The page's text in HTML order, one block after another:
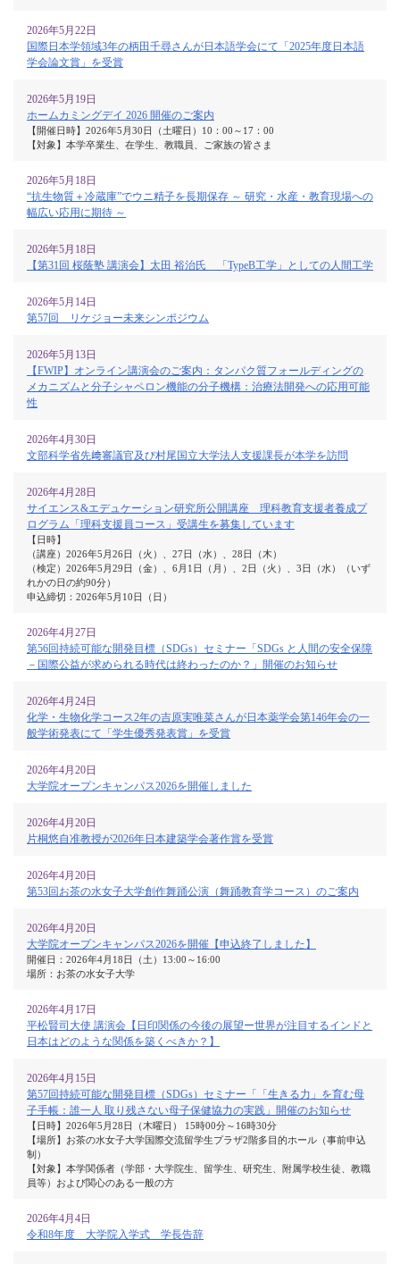
2026年5月22日
国際日本学領域3年の柄田千尋さんが日本語学会にて「2025年度日本語
学会論文賞」を受賞
2026年5月19日
ホームカミングデイ 2026 開催のご案内
【開催日時】2026年5月30日（土曜日）10：00～17：00
【対象】本学卒業生、在学生、教職員、ご家族の皆さま
2026年5月18日
“抗生物質＋冷蔵庫”でウニ精子を長期保存 ～ 研究・水産・教育現場への
幅広い応用に期待 ～
2026年5月18日
【第31回 桜蔭塾 講演会】太田 裕治氏 「TypeB工学」としての人間工学
2026年5月14日
第57回 リケジョー未来シンポジウム
2026年5月13日
【FWIP】オンライン講演会のご案内：タンパク質フォールディングの
メカニズムと分子シャペロン機能の分子機構：治療法開発への応用可能
性
2026年4月30日
文部科学省先﨑審議官及び村尾国立大学法人支援課長が本学を訪問
2026年4月28日
サイエンス&エデュケーション研究所公開講座 理科教育支援者養成プ
ログラム「理科支援員コース」受講生を募集しています
【日時】
（講座）2026年5月26日（火）、27日（水）、28日（木）
（検定）2026年5月29日（金）、6月1日（月）、2日（火）、3日（水）（いず
れかの日の約90分）
申込締切：2026年5月10日（日）
2026年4月27日
第56回持続可能な開発目標（SDGs）セミナー「SDGs と人間の安全保障
－国際公益が求められる時代は終わったのか？」開催のお知らせ
2026年4月24日
化学・生物化学コース2年の吉原実唯菜さんが日本薬学会第146年会の一
般学術発表にて「学生優秀発表賞」を受賞
2026年4月20日
大学院オープンキャンパス2026を開催しました
2026年4月20日
片桐悠自准教授が2026年日本建築学会著作賞を受賞
2026年4月20日
第53回お茶の水女子大学創作舞踊公演（舞踊教育学コース）のご案内
2026年4月20日
大学院オープンキャンパス2026を開催【申込終了しました】
開催日：2026年4月18日（土）13:00～16:00
場所：お茶の水女子大学
2026年4月17日
平松賢司大使 講演会【日印関係の今後の展望ー世界が注目するインドと
日本はどのような関係を築くべきか？】
2026年4月15日
第57回持続可能な開発目標（SDGs）セミナー「「生きる力」を育む母
子手帳：誰一人 取り残さない母子保健協力の実践」開催のお知らせ
【日時】2026年5月28日（木曜日） 15時00分～16時30分
【場所】お茶の水女子大学国際交流留学生プラザ2階多目的ホール（事前申込
制）
【対象】本学関係者（学部・大学院生、留学生、研究生、附属学校生徒、教職
員等）および関心のある一般の方
2026年4月4日
令和8年度 大学院入学式 学長告辞